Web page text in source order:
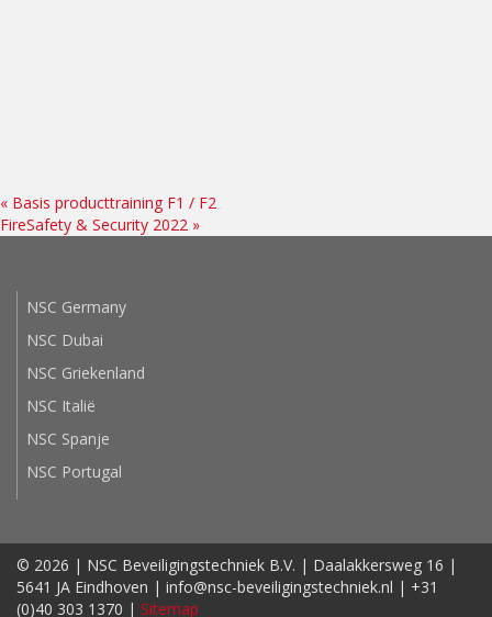
« Basis producttraining F1 / F2
FireSafety & Security 2022 »
NSC Germany
NSC Dubai
NSC Griekenland
NSC Italië
NSC Spanje
NSC Portugal
© 2026 | NSC Beveiligingstechniek B.V. | Daalakkersweg 16 |
5641 JA Eindhoven | info@nsc-beveiligingstechniek.nl | +31
(0)40 303 1370 | Sitemap